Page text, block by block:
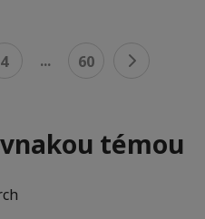
4 ... 60
témou